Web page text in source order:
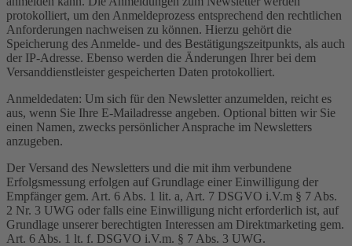
protokolliert, um den Anmeldeprozess entsprechend den rechtlichen
Anforderungen nachweisen zu können. Hierzu gehört die
Speicherung des Anmelde- und des Bestätigungszeitpunkts, als auch
der IP-Adresse. Ebenso werden die Änderungen Ihrer bei dem
Versanddienstleister gespeicherten Daten protokolliert.
Anmeldedaten: Um sich für den Newsletter anzumelden, reicht es
aus, wenn Sie Ihre E-Mailadresse angeben. Optional bitten wir Sie
einen Namen, zwecks persönlicher Ansprache im Newsletters
anzugeben.
Der Versand des Newsletters und die mit ihm verbundene
Erfolgsmessung erfolgen auf Grundlage einer Einwilligung der
Empfänger gem. Art. 6 Abs. 1 lit. a, Art. 7 DSGVO i.V.m § 7 Abs.
2 Nr. 3 UWG oder falls eine Einwilligung nicht erforderlich ist, auf
Grundlage unserer berechtigten Interessen am Direktmarketing gem.
Art. 6 Abs. 1 lt. f. DSGVO i.V.m. § 7 Abs. 3 UWG.